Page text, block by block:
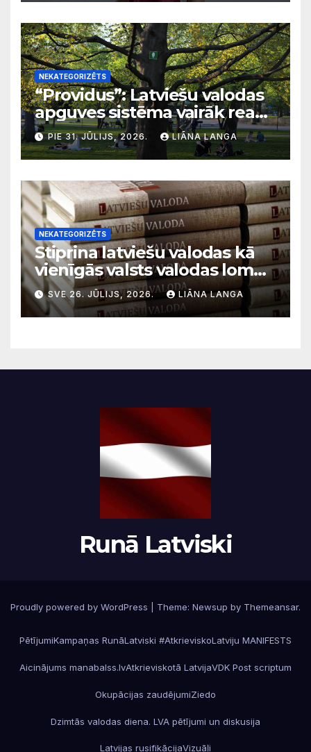
NEKATEGORIZĒTS
“Providus”: Latviešu valodas
apguves sistēma vairāk reaģē
uz krīzēm nekā ilgtermiņa
migrācijas tendencēm
PIE 31. JŪLIJS, 2026. LIĀNA LANGA
NEKATEGORIZĒTS
Stiprina latviešu valodas kā
vienīgās valsts valodas lomu
sabiedriskajos medijos
SVE 26. JŪLIJS, 2026. LIĀNA LANGA
Runā Latviski
Proudly powered by WordPress Theme: Newsup by Themeansar.
PētījumiKampaņas RunāLatviski #AtkrieviskoLatviju MANIFESTS
Aicinājums manabalss.lvAtkrieviskotā LatvijaVDK Post scriptum
Okupācijas zaudējumiZiedo
Dzimtās valodas diena. LVA pētījumi un diskusija
Latvijas rusifikācijaVizuāļi